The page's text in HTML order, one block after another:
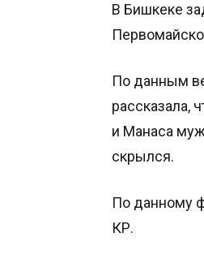
В Бишкеке
По данным
рассказала,
и Манаса
скрылся.
По данному
КР.